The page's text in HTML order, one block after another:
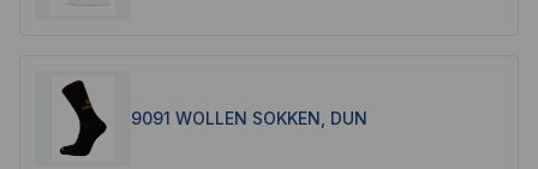
9091 WOLLEN SOKKEN, DUN